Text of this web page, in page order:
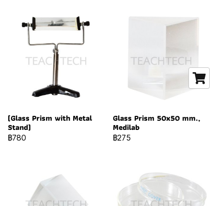
(Glass Prism with Metal
Stand)
฿780
Glass Prism 50x50 mm.,
Medilab
฿275